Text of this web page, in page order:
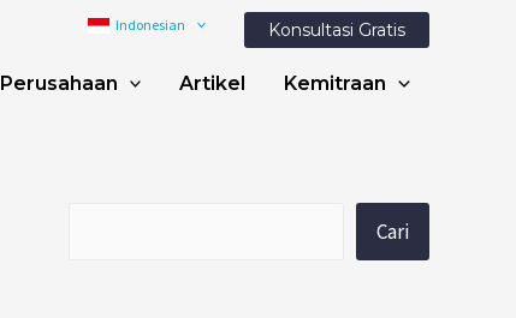
Indonesian Konsultasi Gratis
Perusahaan Artikel Kemitraan
Cari